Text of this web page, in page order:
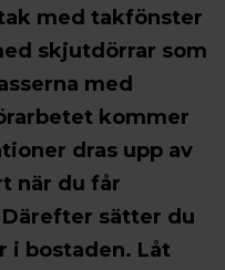
med takfönster
skjutdörrar som
med
kommer
dras upp av
när du får
sätter du
i bostaden. Låt